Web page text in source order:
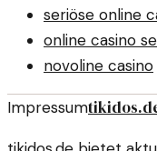
seriöse online
online casino
novoline casino
Impressum